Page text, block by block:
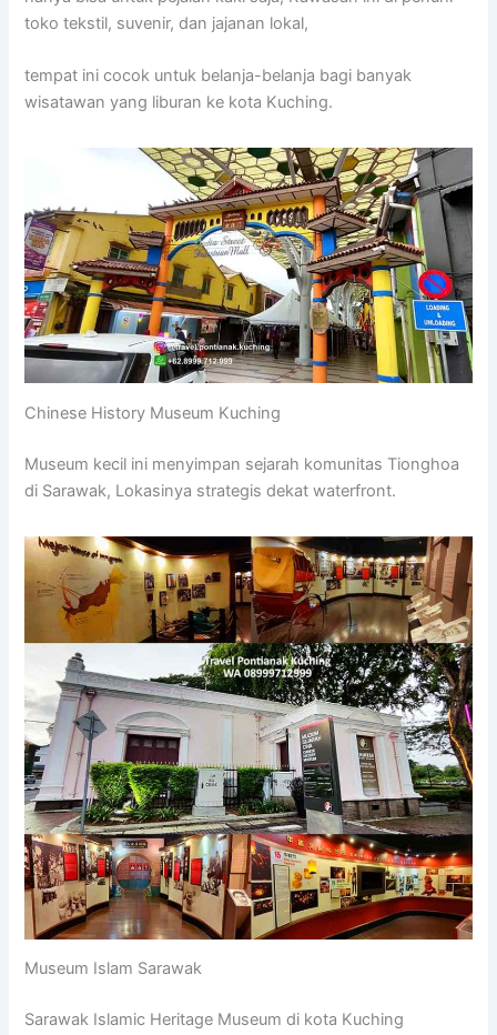
toko tekstil, suvenir, dan jajanan lokal,
tempat ini cocok untuk belanja-belanja bagi banyak
wisatawan yang liburan ke kota Kuching.
Chinese History Museum Kuching
Museum kecil ini menyimpan sejarah komunitas Tionghoa
di Sarawak, Lokasinya strategis dekat waterfront.
Museum Islam Sarawak
Sarawak Islamic Heritage Museum di kota Kuching